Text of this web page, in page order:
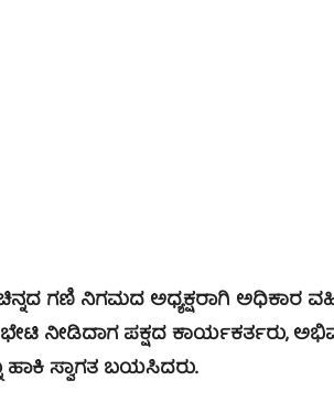
ಚಿನ್ನದ ಗಣಿ ನಿಗಮದ ಅಧ್ಯಕ್ಷರಾಗಿ ಅಧಿಕಾರ
ಭೇಟಿ ನೀಡಿದಾಗ ಪಕ್ಷದ ಕಾರ್ಯಕರ್ತರು,
ಹಾಕಿ ಸ್ವಾಗತ ಬಯಸಿದರು.